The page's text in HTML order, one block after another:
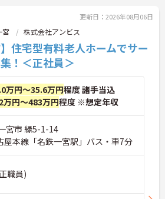
すのでお気軽にご相談くだ更新日：2026年08月06日
宮 株式会社アンビス
住宅型有料老人ホームでサー
！＜正社員＞
万円～35.6万円程度 諸手当込
万円～483万円程度 ※想定年収
宮市 緑5-1-14
屋本線「名鉄一宮駅」バス・車7分
職員)